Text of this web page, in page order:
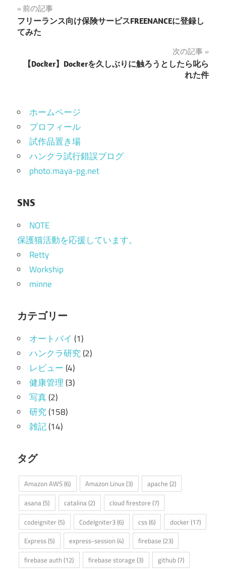
投
稿
ビ
ー
シ
ョ
ン
前の記事
フリーランス向け保険サービスFREENANCEに登録し
てみた
次の記事
【Docker】Dockerを久しぶりに触ろうとしたら叱ら
れた件
ホームページ
プロフィール
試作品置き場
ハンクラ試行錯誤ブログ
photo.maya-pg.net
SNS
NOTE
保護猫活動を応援しています。
Retty
Workship
minne
カテゴリー
オートバイ (1)
ハンクラ研究(2)
レビュー(4)
健康管理(3)
写真(2)
研究(158)
雑記(14)
タグ
Amazon AWS(6) Amazon Linux(3) apache (2)
asana (5) catalina (2) cloud firestore (7)
codeigniter (5) CodeIgniter3(6) css(6) docker (17)
Express(5) express-session (4) firebase (23)
firebase auth (12) firebase storage (3) github (7)